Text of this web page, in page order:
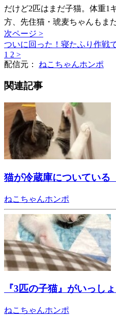
だけど2匹はまだ子猫。体重1
方、先住猫・琥麦ちゃんもま
次ページ >
ついに回った！寝たふり作戦
1 2 >
配信元： ねこちゃんホンポ
関連記事
猫が冷蔵庫についている
ねこちゃんホンポ
『3匹の子猫』がいっし
ねこちゃんホンポ